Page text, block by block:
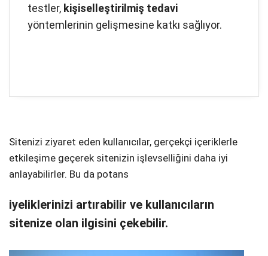
testler, kişiselleştirilmiş tedavi
yöntemlerinin gelişmesine katkı sağlıyor.
Sitenizi ziyaret eden kullanıcılar, gerçekçi içeriklerle
etkileşime geçerek sitenizin işlevselliğini daha iyi
anlayabilirler. Bu da potans
iyeliklerinizi artırabilir ve kullanıcıların
sitenize olan ilgisini çekebilir.